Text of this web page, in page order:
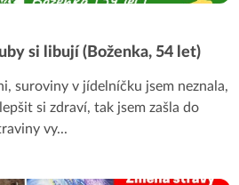
si libují (Boženka, 54 let)
suroviny v jídelníčku jsem neznala,
si zdraví, tak jsem zašla do
vy...